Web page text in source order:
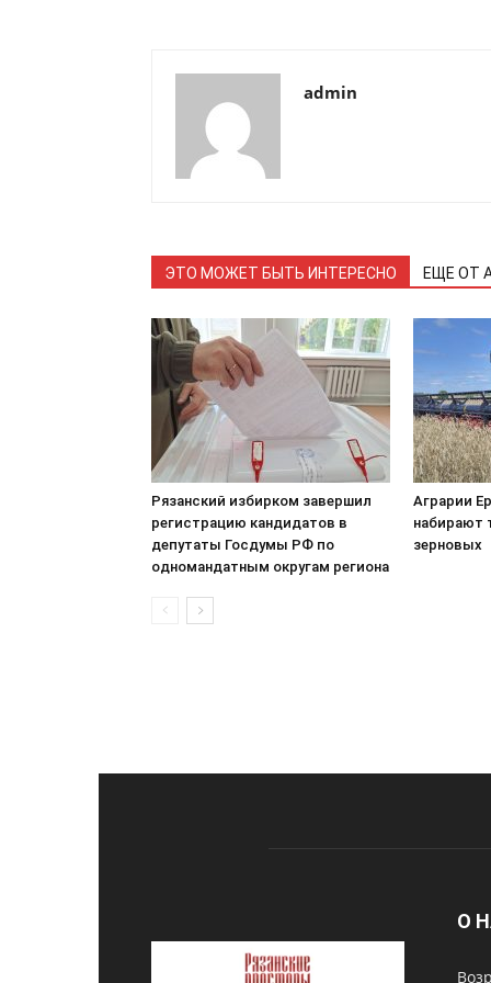
admin
ЭТО МОЖЕТ БЫТЬ ИНТЕРЕСНО ЕЩЕ ОТ
Рязанский избирком завершил
регистрацию кандидатов в
депутаты Госдумы РФ по
одномандатным округам региона
Аграрии
набирают
зерновых
О